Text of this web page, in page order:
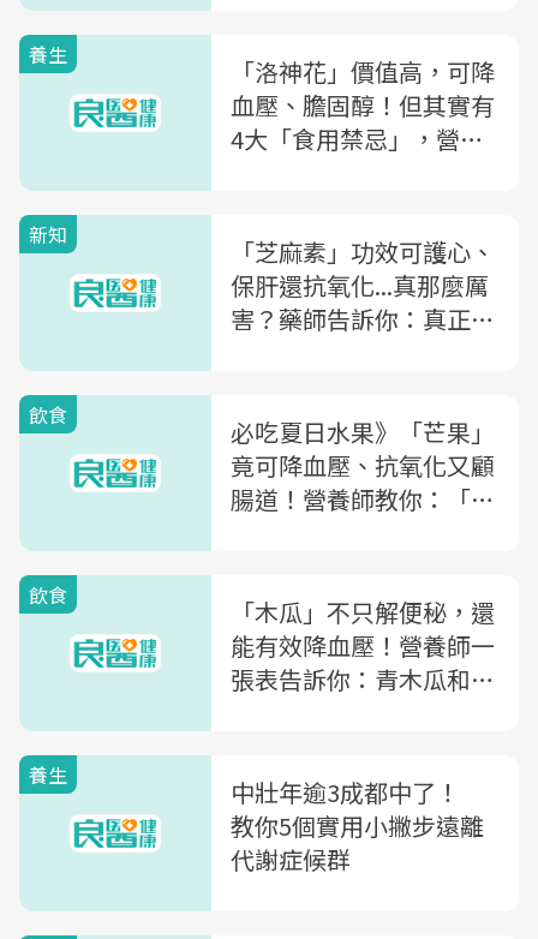
養生
「洛神花」價值高，可降
血壓、膽固醇！但其實有
4大「食用禁忌」，營養
新知
「芝麻素」功效可護心、
保肝還抗氧化...真那麼厲
害？藥師告訴你：真正有
飲食
必吃夏日水果》「芒果」
竟可降血壓、抗氧化又顧
腸道！營養師教你：「這
飲食
「木瓜」不只解便秘，還
能有效降血壓！營養師一
張表告訴你：青木瓜和熟
養生
中壯年逾3成都中了！
教你5個實用小撇步遠離
代謝症候群